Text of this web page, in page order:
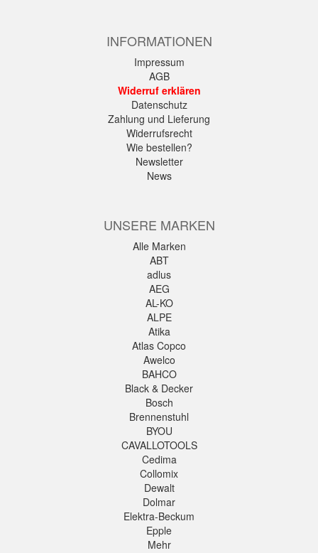
INFORMATIONEN
Impressum
AGB
Widerruf erklären
Datenschutz
Zahlung und Lieferung
Widerrufsrecht
Wie bestellen?
Newsletter
News
UNSERE MARKEN
Alle Marken
ABT
adlus
AEG
AL-KO
ALPE
Atika
Atlas Copco
Awelco
BAHCO
Black & Decker
Bosch
Brennenstuhl
BYOU
CAVALLOTOOLS
Cedima
Collomix
Dewalt
Dolmar
Elektra-Beckum
Epple
Mehr